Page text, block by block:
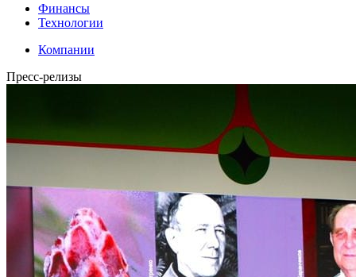
Финансы
Технологии
Компании
Пресс-релизы